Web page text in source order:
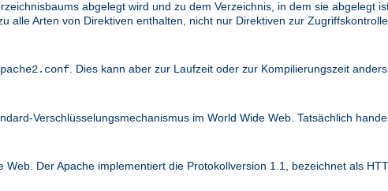
abgelegt wird und zu dem Verzeichnis, in dem sie abgelegt
alle Arten von Direktiven enthalten, nicht nur Direktiven zur Zugriffskontrolle.
. Dies kann aber zur Laufzeit oder zur Kompilierungszeit
Verschlüsselungsmechanismus im World Wide Web. Tatsächlich
Der Apache implementiert die Protokollversion 1.1, bezeichnet als